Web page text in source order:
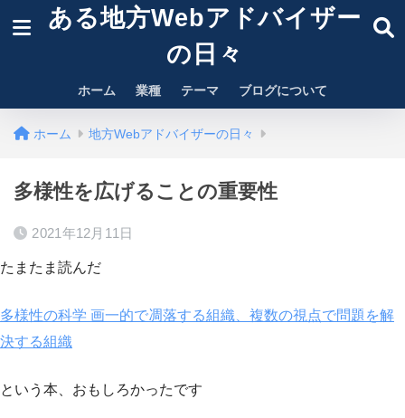
ある地方Webアドバイザー
の日々
ホーム 業種 テーマ ブログについて
ホーム 地方Webアドバイザーの日々
多様性を広げることの重要性
2021年12月11日
たまたま読んだ
多様性の科学 画一的で凋落する組織、複数の視点で問題を解
決する組織
という本、おもしろかったです